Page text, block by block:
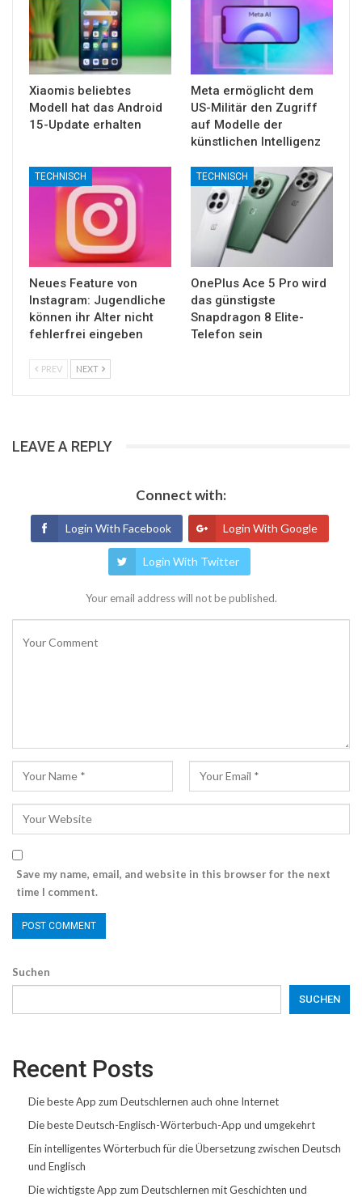
Xiaomis beliebtes
Modell hat das Android
15-Update erhalten
Meta ermöglicht dem
US-Militär den Zugriff
auf Modelle der
künstlichen Intelligenz
TECHNISCH
Neues Feature von
Instagram: Jugendliche
können ihr Alter nicht
fehlerfrei eingeben
TECHNISCH
OnePlus Ace 5 Pro wird
das günstigste
Snapdragon 8 Elite-
Telefon sein
PREV NEXT
LEAVE A REPLY
Connect with:
Login With Facebook Login With Google
Login With Twitter
Your email address will not be published.
Save my name, email, and website in this browser for the next
time I comment.
Suchen
SUCHEN
Recent Posts
Die beste App zum Deutschlernen auch ohne Internet
Die beste Deutsch-Englisch-Wörterbuch-App und umgekehrt
Ein intelligentes Wörterbuch für die Übersetzung zwischen Deutsch
und Englisch
Die wichtigste App zum Deutschlernen mit Geschichten und